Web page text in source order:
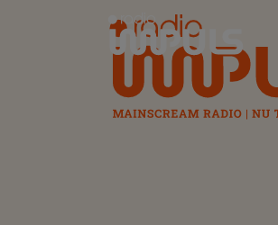
Radio Impuls